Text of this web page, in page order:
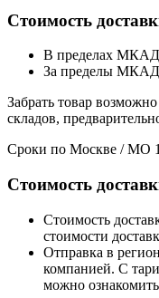
Стоимость
В пределах
За пределы МКАД
Забрать товар
складов,
Сроки по Москве / МО
Стоимость
Стоимость
стоимости
Отправка в
компанией. С
можно